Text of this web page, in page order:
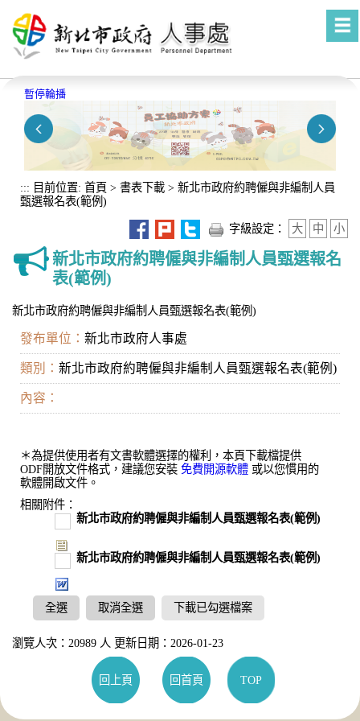
暫停輪播
::: 目前位置: 首頁 > 書表下載 > 新北市政府約聘僱與非編制人員
甄選報名表(範例)
字級設定： 大 中 小
新北市政府約聘僱與非編制人員甄選報名
表(範例)
新北市政府約聘僱與非編制人員甄選報名表(範例)
發布單位： 新北市政府人事處
類別： 新北市政府約聘僱與非編制人員甄選報名表(範例)
內容：
＊為提供使用者有文書軟體選擇的權利，本頁下載檔提供
ODF開放文件格式，建議您安裝 免費開源軟體 或以您慣用的
軟體開啟文件。
相關附件：
新北市政府約聘僱與非編制人員甄選報名表(範例)
新北市政府約聘僱與非編制人員甄選報名表(範例)
全選 取消全選 下載已勾選檔案
瀏覽人次：20989 人 更新日期：2026-01-23
回上頁 回首頁 TOP